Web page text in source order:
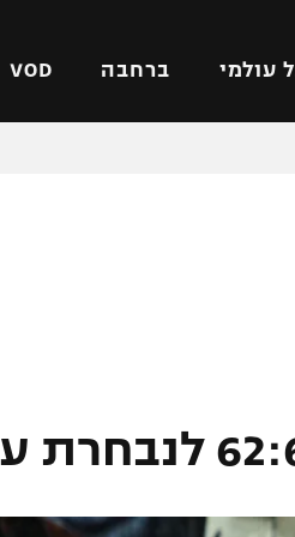
עולמי ברחבה VOD
ליגה צרפתית